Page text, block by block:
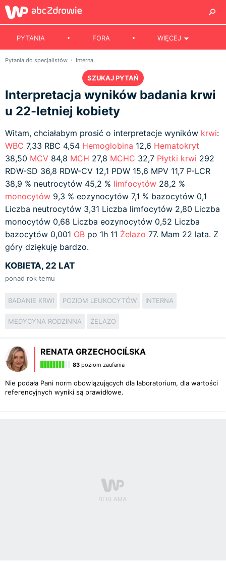
PYTANIA FORA WIĘCEJ
Pytania do specjalistów Interna
SZUKAJ PYTAŃ
Interpretacja wyników badania krwi
u 22-letniej kobiety
Witam, chciałabym prosić o interpretacje wyników krwi:
WBC 7,33 RBC 4,54 Hemoglobina 12,6 Hematokryt
38,50 MCV 84,8 MCH 27,8 MCHC 32,7 Płytki krwi 292
RDW-SD 36,8 RDW-CV 12,1 PDW 15,6 MPV 11,7 P-LCR
38,9 % neutrocytów 45,2 % limfocytów 28,2 %
monocytów 9,3 % eozynocytów 7,1 % bazocytów 0,1
Liczba neutrocytów 3,31 Liczba limfocytów 2,80 Liczba
monocytów 0,68 Liczba eozynocytów 0,52 Liczba
bazocytów 0,001 OB po 1h 11 Żelazo 77. Mam 22 lata. Z
góry dziękuję bardzo.
KOBIETA, 22 LAT
ponad rok temu
BADANIE KRWI POZIOM LEUKOCYTÓW INTERNA
MEDYCYNA RODZINNA ŻELAZO
RENATA GRZECHOCIĹSKA
83 poziom zaufania
Nie podała Pani norm obowiązujących dla laboratorium, dla wartości
referencyjnych wyniki są prawidłowe.